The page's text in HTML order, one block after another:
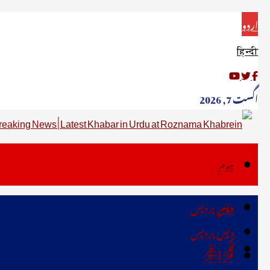
اردو
हिन्दी
اگست 7, 2026
ہوم
دیس پردیس
فکر ونظر
ہوم
دیس پردیس
فکر ونظر